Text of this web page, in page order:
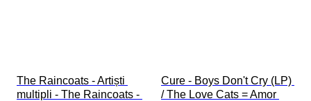
The Raincoats - Artiști
multipli - The Raincoats -
Cure - Boys Don't Cry (LP)
/ The Love Cats = Amor